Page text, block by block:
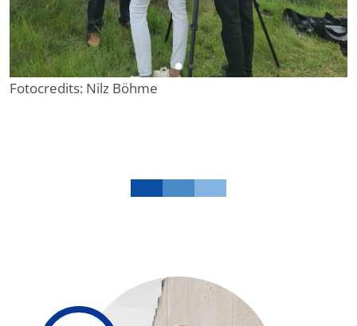
Fotocredits: Nilz Böhme